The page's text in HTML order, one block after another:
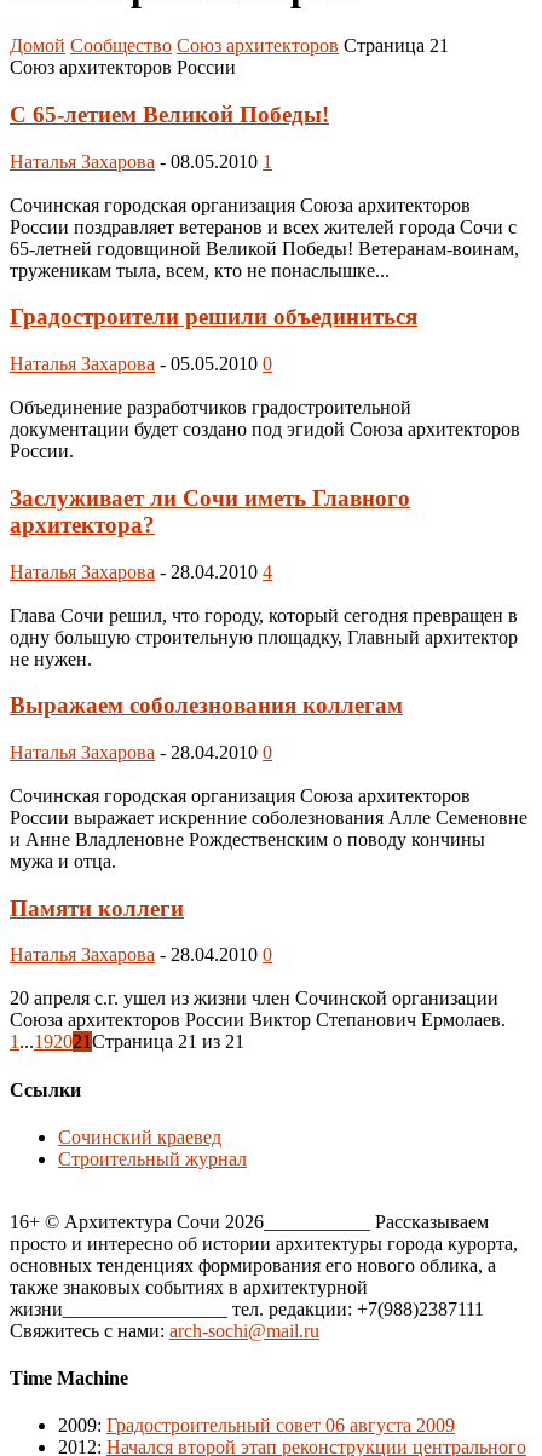
Домой Сообщество Союз архитекторов Страница 21
Союз архитекторов России
С 65-летием Великой Победы!
Наталья Захарова - 08.05.2010 1
Сочинская городская организация Союза архитекторов
России поздравляет ветеранов и всех жителей города Сочи с
65-летней годовщиной Великой Победы! Ветеранам-воинам,
труженикам тыла, всем, кто не понаслышке...
Градостроители решили объединиться
Наталья Захарова - 05.05.2010 0
Объединение разработчиков градостроительной
документации будет создано под эгидой Союза архитекторов
России.
Заслуживает ли Сочи иметь Главного
архитектора?
Наталья Захарова - 28.04.2010 4
Глава Сочи решил, что городу, который сегодня превращен в
одну большую строительную площадку, Главный архитектор
не нужен.
Выражаем соболезнования коллегам
Наталья Захарова - 28.04.2010 0
Сочинская городская организация Союза архитекторов
России выражает искренние соболезнования Алле Семеновне
и Анне Владленовне Рождественским о поводу кончины
мужа и отца.
Памяти коллеги
Наталья Захарова - 28.04.2010 0
20 апреля с.г. ушел из жизни член Сочинской организации
Союза архитекторов России Виктор Степанович Ермолаев.
1 ...192021Страница 21 из 21
Ссылки
Сочинский краевед
Строительный журнал
16+ © Архитектура Сочи 2026___________ Рассказываем
просто и интересно об истории архитектуры города курорта,
основных тенденциях формирования его нового облика, а
также знаковых событиях в архитектурной
жизни_________________ тел. редакции: +7(988)2387111
Свяжитесь с нами: arch-sochi@mail.ru
Time Machine
2009: Градостроительный совет 06 августа 2009
2012: Начался второй этап реконструкции центрального